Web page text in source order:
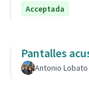
Acceptada
Pantalles
Antonio